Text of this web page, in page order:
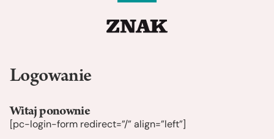
Logowanie
Witaj ponownie
[pc-login-form redirect=”/” align=”left”]